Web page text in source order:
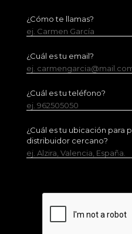
¿Cómo te llamas?
ej. Carmen García
¿Cuál es tu email?
ej.
¿Cuál es tu teléfono?
ej. 962505050
¿Cuál es tu ubicación para
distribuidor cercano?
ej. Alzira, Valencia, España.